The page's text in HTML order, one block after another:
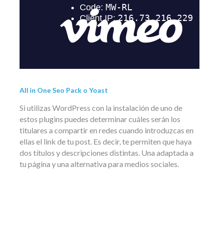
All in One Seo Pack o Yoast
Si utilizas WordPress con la instalación de uno de
estos plugins puedes determinar cuáles serán los
titulares a compartir en redes cuando introduzcas en
ellas el link de tu post. Es decir, te permiten que haya
dos títulos y descripciones distintas. Una adaptada a
tu página y una alternativa para medios sociales.